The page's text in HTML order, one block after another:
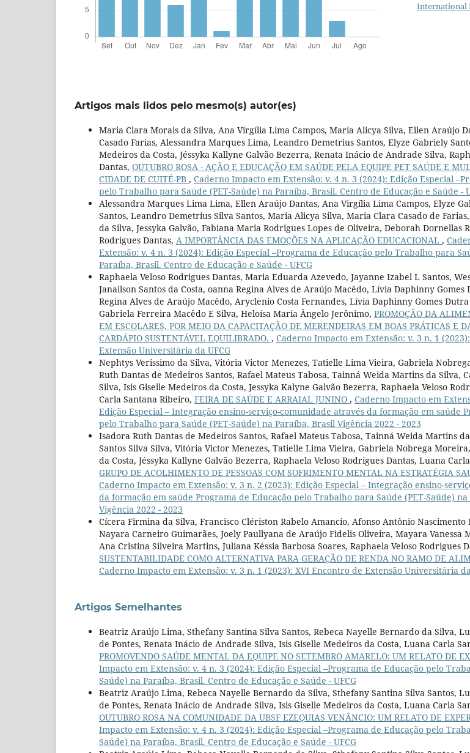
International
Artigos mais lidos pelo mesmo(s) autor(es)
Maria Clara Morais da Silva, Ana Virgília Lima Campos, Maria Alicya Silva, Ellen Araújo
Casado Farias, Alessandra Marques Lima, Leandro Demetrius Santos, Elyze Gabriely
Medeiros da Costa, Jéssyka Kallyne Galvão Bezerra, Renata Inácio de Andrade Silva,
Dantas, OUTUBRO ROSA - AÇÃO E EDUCAÇÃO EM SAÚDE PELA EQUIPE PET SAÚDE E
CIDADE DE CUITÉ-PB , Caderno Impacto em Extensão: v. 4 n. 3 (2024): Edição Especial
pelo Trabalho para Saúde (PET-Saúde) na Paraíba, Brasil. Centro de Educação e Saúde -
Alessandra Marques Lima Lima, Ellen Araújo Dantas, Ana Virgília Lima Campos, Elyze
Santos, Leandro Demetrius Silva Santos, Maria Alicya Silva, Maria Clara Casado de
da Silva, Jessyka Galvão, Fabiana Maria Rodrigues Lopes de Oliveira, Deborah Dornellas
Rodrigues Dantas, A IMPORTÂNCIA DAS EMOÇÕES NA APLICAÇÃO EDUCACIONAL ,
Extensão: v. 4 n. 3 (2024): Edição Especial –Programa de Educação pelo Trabalho para
Paraíba, Brasil. Centro de Educação e Saúde - UFCG
Raphaela Veloso Rodrigues Dantas, Maria Eduarda Azevedo, Jayanne Izabel L Santos,
Janailson Santos da Costa, oanna Regina Alves de Araújo Macêdo, Lívia Daphinny Gomes
Regina Alves de Araújo Macêdo, Aryclenio Costa Fernandes, Lívia Daphinny Gomes
Gabriela Ferreira Macêdo E Silva, Heloísa Maria Ângelo Jerônimo, PROMOÇÃO DA
EM ESCOLARES, POR MEIO DA CAPACITAÇÃO DE MERENDEIRAS EM BOAS PRÁTICAS E
CARDÁPIO SUSTENTÁVEL EQUILIBRADO. , Caderno Impacto em Extensão: v. 3 n. 1
Extensão Universitária da UFCG
Nephtys Verissimo da Silva, Vitória Victor Menezes, Tatielle Lima Vieira, Gabriela
Ruth Dantas de Medeiros Santos, Rafael Mateus Tabosa, Tainná Weida Martins da Silva,
Silva, Isis Giselle Medeiros da Costa, Jessyka Kalyne Galvão Bezerra, Raphaela Veloso
Carla Santana Ribeiro, FEIRA DE SAÚDE E ARRAIAL JUNINO , Caderno Impacto em
Edição Especial – Integração ensino-serviço-comunidade através da formação em saúde
pelo Trabalho para Saúde (PET-Saúde) na Paraíba, Brasil Vigência 2022 - 2023
Isadora Ruth Dantas de Medeiros Santos, Rafael Mateus Tabosa, Tainná Weida Martins
Santos Silva Silva, Vitória Victor Menezes, Tatielle Lima Vieira, Gabriela Nobrega
da Costa, Jéssyka Kallyne Galvão Bezerra, Raphaela Veloso Rodrigues Dantas, Luana
GRUPO DE ACOLHIMENTO DE PESSOAS COM SOFRIMENTO MENTAL NA ESTRATÉGIA
Caderno Impacto em Extensão: v. 3 n. 2 (2023): Edição Especial – Integração ensino-
da formação em saúde Programa de Educação pelo Trabalho para Saúde (PET-Saúde)
Vigência 2022 - 2023
Cícera Firmina da Silva, Francisco Clériston Rabelo Amancio, Afonso Antônio Nascimento
Nayara Carneiro Guimarães, Joely Paullyana de Araújo Fidelis Oliveira, Mayara Vanessa
Ana Cristina Silveira Martins, Juliana Késsia Barbosa Soares, Raphaela Veloso Rodrigues
SUSTENTABILIDADE COMO ALTERNATIVA PARA GERAÇÃO DE RENDA NO RAMO DE
Caderno Impacto em Extensão: v. 3 n. 1 (2023): XVI Encontro de Extensão Universitária
Artigos Semelhantes
Beatriz Araújo Lima, Sthefany Santina Silva Santos, Rebeca Nayelle Bernardo da Silva,
de Pontes, Renata Inácio de Andrade Silva, Isis Giselle Medeiros da Costa, Luana Carla
PROMOVENDO SAÚDE MENTAL DA EQUIPE NO SETEMBRO AMARELO: UM RELATO DE
Impacto em Extensão: v. 4 n. 3 (2024): Edição Especial –Programa de Educação pelo
Saúde) na Paraíba, Brasil. Centro de Educação e Saúde - UFCG
Beatriz Araújo Lima, Rebeca Nayelle Bernardo da Silva, Sthefany Santina Silva Santos,
de Pontes, Renata Inácio de Andrade Silva, Isis Giselle Medeiros da Costa, Luana Carla
OUTUBRO ROSA NA COMUNIDADE DA UBSF EZEQUIAS VENÂNCIO: UM RELATO DE
Impacto em Extensão: v. 4 n. 3 (2024): Edição Especial –Programa de Educação pelo
Saúde) na Paraíba, Brasil. Centro de Educação e Saúde - UFCG